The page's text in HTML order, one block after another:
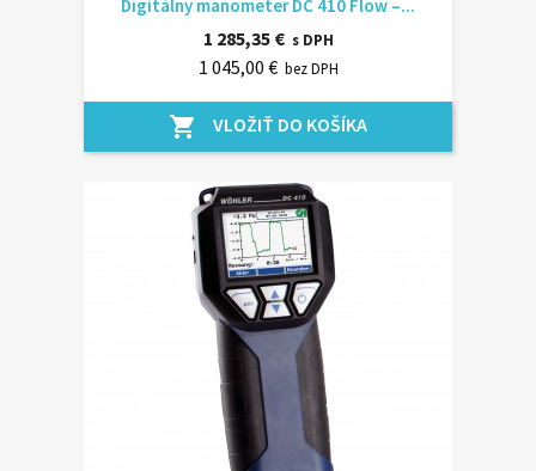
Digitálny manometer DC 410 Flow –...
1 285,35 € s DPH
1 045,00 € bez DPH
shopping_cart VLOŽIŤ DO KOŠÍKA